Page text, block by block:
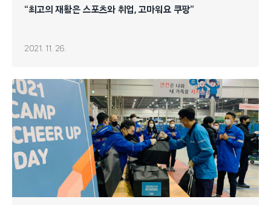
“최고의 재활은 스포츠와 취업, 고마워요 쿠팡”
2021. 11. 26.